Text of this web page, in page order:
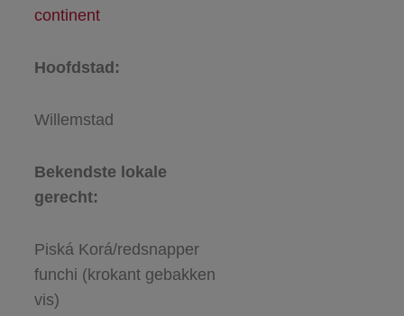
continent
Hoofdstad:
Willemstad
Bekendste lokale
gerecht:
Piská Korá/redsnapper
funchi (krokant gebakken
vis)